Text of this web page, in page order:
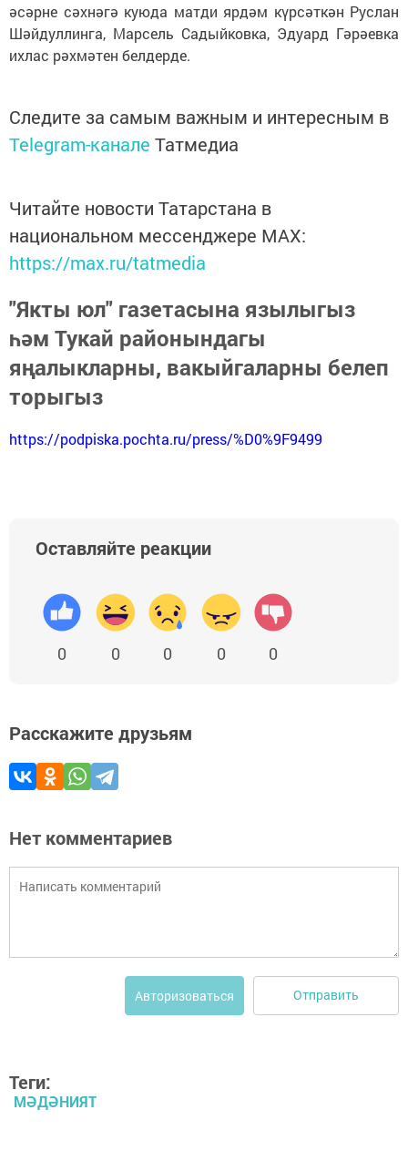
әсәрне сәхнәгә куюда матди ярдәм күрсәткән Руслан
Шәйдуллинга, Марсель Садыйковка, Эдуард Гәрәевка
ихлас рәхмәтен белдерде.
Следите за самым важным и интересным в
Telegram-канале Татмедиа
Читайте новости Татарстана в
национальном мессенджере MАХ:
https://max.ru/tatmedia
"Якты юл" газетасына язылыгыз
һәм Тукай районындагы
яңалыкларны, вакыйгаларны белеп
торыгыз
https://podpiska.pochta.ru/press/%D0%9F9499
Оставляйте реакции
0 0 0 0 0
Расскажите друзьям
Нет комментариев
Авторизоваться Отправить
Теги:
МӘДӘНИЯТ